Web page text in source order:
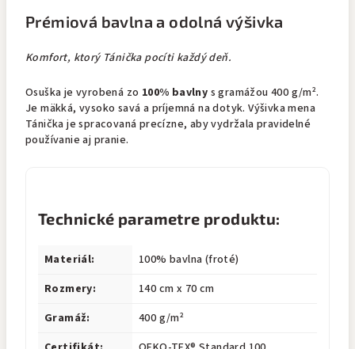
Prémiová bavlna a odolná výšivka
Komfort, ktorý Tánička pocíti každý deň.
Osuška je vyrobená zo 100% bavlny s gramážou 400 g/m².
Je mäkká, vysoko savá a príjemná na dotyk. Výšivka mena
Tánička je spracovaná precízne, aby vydržala pravidelné
používanie aj pranie.
Technické parametre produktu:
Materiál:
100% bavlna (froté)
Rozmery:
140 cm x 70 cm
Gramáž:
400 g/m²